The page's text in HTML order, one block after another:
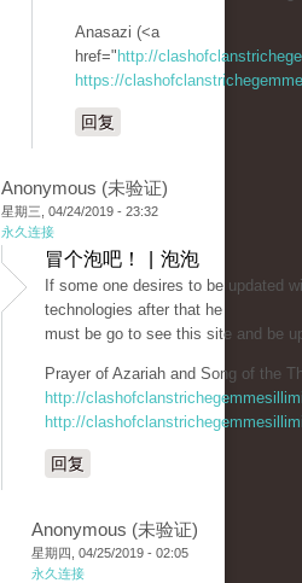
Anasazi (<a
href=" http://
https://
回复
Anonymous (未验证)
星期三, 04/24/2019 - 23:32
永久连接
冒个泡吧！ | 泡泡
If some one desires to be updated
technologies after that he
must be go to see this site and be
Prayer of Azariah and Song of the
http://
http://
回复
Anonymous (未验证)
星期四, 04/25/2019 - 02:05
永久连接